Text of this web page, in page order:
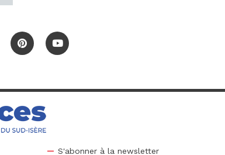
S'abonner à la newsletter